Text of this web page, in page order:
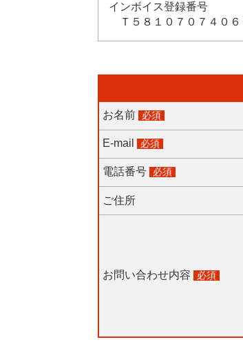
インボイス登録番号
Ｔ５８１０７０７４０６